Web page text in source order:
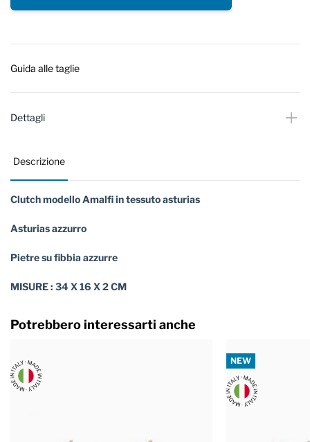
Guida alle taglie
Dettagli
Descrizione
Clutch modello Amalfi in tessuto asturias
Asturias azzurro
Pietre su fibbia azzurre
MISURE : 34 X 16 X 2 CM
Potrebbero interessarti anche
NEW